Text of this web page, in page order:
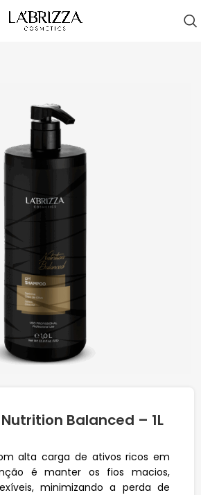
Balanced – 1L
alta carga de ativos ricos em
é manter os fios macios,
minimizando a perda de